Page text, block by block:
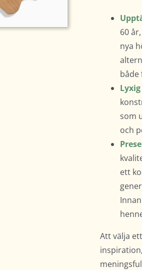
60
nya
både
som
och
ett
Att välja